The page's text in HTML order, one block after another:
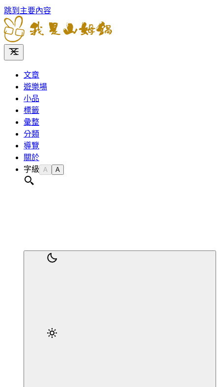
跳到主要內容
文章
遊樂場
小品
標籤
彙整
分類
導覽
關於
字級 A A